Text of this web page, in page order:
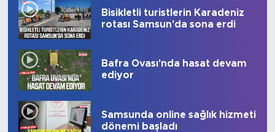
Bisikletli turistlerin Karadeniz
rotası Samsun'da sona erdi
Bafra Ovası'nda hasat devam
ediyor
Samsunda online sağlık hizmeti
dönemi başladı